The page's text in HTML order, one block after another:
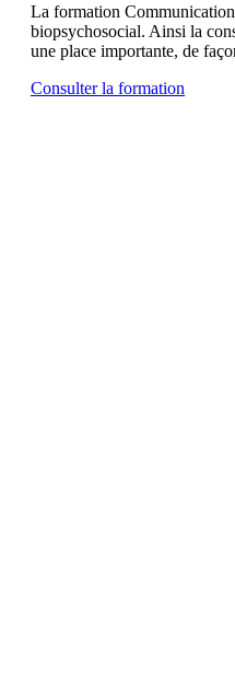
La formation
biopsychosocial. Ainsi la
une place importante, de
Consulter la formation